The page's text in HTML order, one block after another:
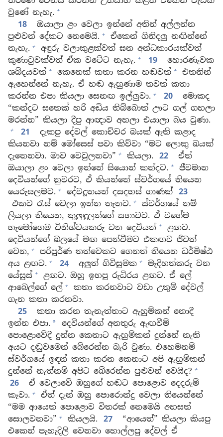
වුණේ නැහැ. +
18
ඔයාලා ළං වෙලා ඉන්නේ අතින් අල්ලන්න
පුළුවන් දේකට නෙමෙයි. +
ඒකෙන් ගිනිදලු නඟින්නේ
නැහැ. +
අඳුරු වලාකුළක්වත් ඝන අන්ධකාරයක්වත්
කුණාටුවක්වත් ඒක වටේට නැහැ. + 19
හොරණෑවක
ශබ්දයවත් + කෙනෙක් කතා කරන හඬවත් +
එතනින්
ඇහෙන්නේ නැහැ. ඒ හඬ ඇහුණාම තවත් කතා
කරන්න එපා කියලා සෙනඟ ඉල්ලුවා. + 20
මොකද
“කන්දට සතෙක් හරි අඩිය තිබ්බොත් ඌට ගල් ගහලා
මරන්න” කියලා දීපු ආඥාව අහලා එයාලා බය වුණා.
+ 21
දැකපු දේවල් කොච්චර බයක් ඇති කළාද
කියනවා නම් මෝසෙස් පවා කිව්වා “මට ලොකු බයක්
දැනෙනවා. මාව වෙවුලනවා” + කියලා. 22
ඒත්
ඔයාලා ළං වෙලා ඉන්නේ සියොන් කන්දට. +
ජීවමාන
දෙවියන්ගේ නුවරට, ඒ කියන්නේ ස්වර්ගයේ තියෙන
යෙරුසලමට. + දේවදූතයන් දසදහස් ගාණක් 23
එකට රැස් වෙලා ඉන්න තැනට. +
ස්වර්ගයේ නම්
ලියලා තියෙන, කුලුඳුලන්ගේ සභාවට. ඒ වගේම
හැමෝගෙම විනිශ්චයකරු වන දෙවියන් +
ළඟට.
දෙවියන්ගේ බලයේ මඟ පෙන්වීමට එකඟව ජීවත්
වෙන, +
පරිපූර්ණ තත්වෙකට ගෙනත් තියෙන ධර්මිෂ්ඨ
අය ළඟට. + 24 අලුත් ගිවිසුමක +
මැදිහත්කරු වන
යේසුස් +
ළඟට. ඔහු ඉහපු රුධිරය ළඟට. ඒ ලේ
ආබෙල්ගේ ලේ +
කතා කරනවාට වඩා උතුම් දේවල්
ගැන කතා කරනවා.
25
කතා කරන තැනැත්තාට ඇහුම්කන් නොදී
ඉන්න එපා. * දෙවියන්ගේ අනතුරු ඇඟවීම්
පොළොවේදී දුන්න කෙනාට ඇහුම්කන් දුන්නේ නැති
අයට දඬුවමෙන් බේරෙන්න බැරි වුණා. එහෙමනම්
ස්වර්ගයේ ඉඳන් කතා කරන කෙනාට අපි ඇහුම්කන්
දුන්නේ නැත්නම් අපිට බේරෙන්න පුළුවන් වෙයිද? +
26
ඒ වෙලාවේ ඔහුගේ හඬට පොළොව දෙදරුම්
කෑවා. +
ඒත් දැන් ඔහු පොරොන්දු වෙලා තියෙන්නේ
“මම ආයෙත් පොළොව විතරක් නෙමෙයි අහසත්
සොලවනවා” + කියලයි. 27
“ආයෙත්” කියලා කියපු
එකෙන් පැහැදිලි වෙනවා හොල්ලපු දේවල් ඒ